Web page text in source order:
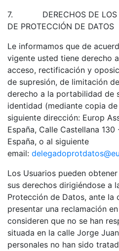
7.
DERECHOS DE
DE PROTECCIÓN DE DATOS
Le informamos que de
vigente usted tiene derecho
acceso, rectificación y
de supresión, de limitación
derecho a la portabilidad de
identidad (mediante copia
siguiente dirección: Europ
España, Calle Castellana
España, o al siguiente
email:
Los Usuarios pueden
sus derechos dirigiéndose a
Protección de Datos, ante la
presentar una reclamación
consideren que no se han
situada en la calle Jorge
personales no han sido